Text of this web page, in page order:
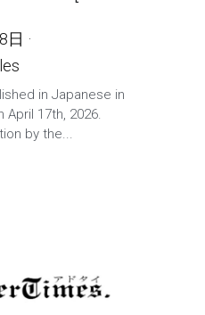
日 ·
in Japanese in
April 17th, 2026.
by the...